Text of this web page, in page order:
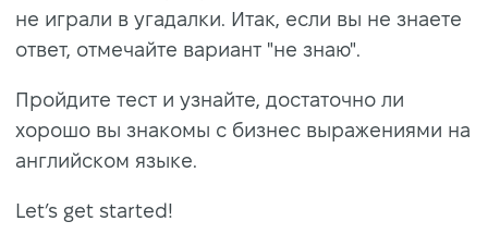
не играли в угадалки. Итак, если вы не знаете
ответ, отмечайте вариант "не знаю".
Пройдите тест и узнайте, достаточно ли
хорошо вы знакомы с бизнес выражениями на
английском языке.
Let’s get started!